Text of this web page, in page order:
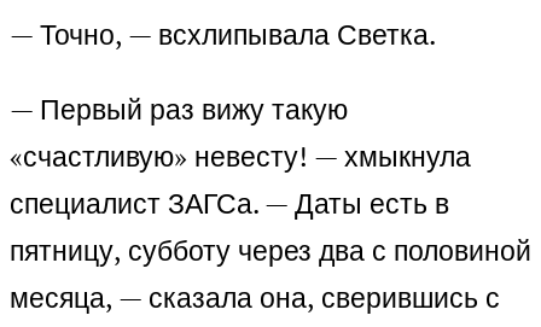
— Точно, — всхлипывала Светка.
— Первый раз вижу такую
«счастливую» невесту! — хмыкнула
специалист ЗАГСа. — Даты есть в
пятницу, субботу через два с половиной
месяца, — сказала она, сверившись с